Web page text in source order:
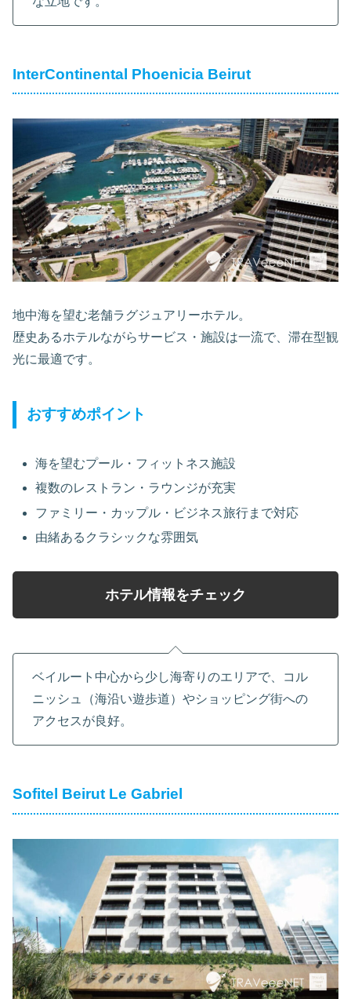
InterContinental Phoenicia Beirut
地中海を望む老舗ラグジュアリーホテル。
歴史あるホテルながらサービス・施設は一流で、滞在型観
光に最適です。
おすすめポイント
海を望むプール・フィットネス施設
複数のレストラン・ラウンジが充実
ファミリー・カップル・ビジネス旅行まで対応
由緒あるクラシックな雰囲気
ホテル情報をチェック
ベイルート中心から少し海寄りのエリアで、コル
ニッシュ（海沿い遊歩道）やショッピング街への
アクセスが良好。
Sofitel Beirut Le Gabriel